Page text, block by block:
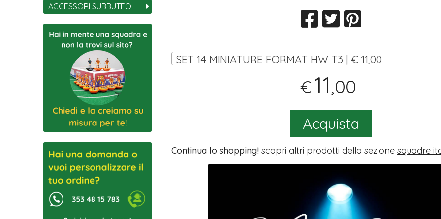
SET 14 MINIATURE FORMAT HW T3 | € 11,00
€11,00
Acquista
Continua lo shopping!scopri altri prodotti della sezione squadre
ACCESSORI SUBBUTEO